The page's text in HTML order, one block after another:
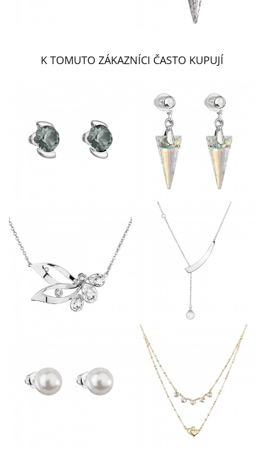
K TOMUTO ZÁKAZNÍCI ČASTO KUPUJÍ